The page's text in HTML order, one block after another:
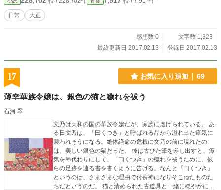
日常 大正
感想数 0
文字数 1,323
最終更新日 2017.02.13
登録日 2017.02.13
17 お気に入り追加 69
薄幸華族令嬢は、銀色の猫と穢れを祓う
石河 翠
文乃は大和の国の華族令嬢だが、家族に虐げられている。 あ
る日文乃は、「曰くつき」と呼ばれる品から溢れ出た瘴気に
襲われそうになる。絶体絶命の危機に文乃の前に現れたの
は、美しい銀色の猫だった。 彼は古びた筆を差し出すと、瘴
気を墨代わりにして、「曰くつき」の穢れを祓うために、彼
らの足跡を辿る書を書くように告げる。なんと「曰くつき」
というのは、さまざまな理由で付喪神になりそこねたものた
ちだというのだ。 猫と清められた古道具と一緒に穏やかに暮